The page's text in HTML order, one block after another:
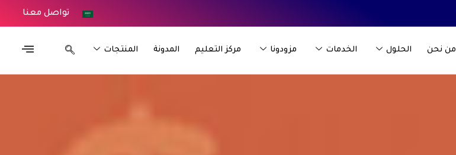
تواصل معنا
من نحن الحلول الخدمات مزودونا مركز التعليم المدونة المنتجات